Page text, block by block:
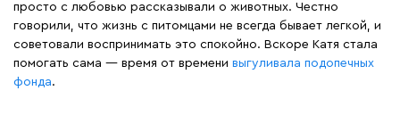
просто с любовью рассказывали о животных. Честно
говорили, что жизнь с питомцами не всегда бывает легкой, и
советовали воспринимать это спокойно. Вскоре Катя стала
помогать сама — время от времени выгуливала подопечных
фонда.